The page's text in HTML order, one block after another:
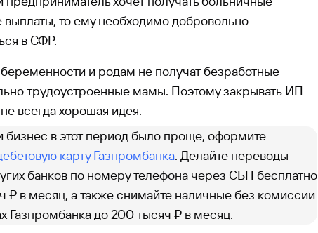
выплаты, то ему необходимо добровольно
в СФР.
и родам не получат безработные
трудоустроенные мамы. Поэтому закрывать ИП
всегда хорошая идея.
бизнес в этот период было проще, оформите
карту Газпромбанка. Делайте переводы
банков по номеру телефона через СБП бесплатно
₽ в месяц, а также снимайте наличные без комиссии
Газпромбанка до 200 тысяч ₽ в месяц.